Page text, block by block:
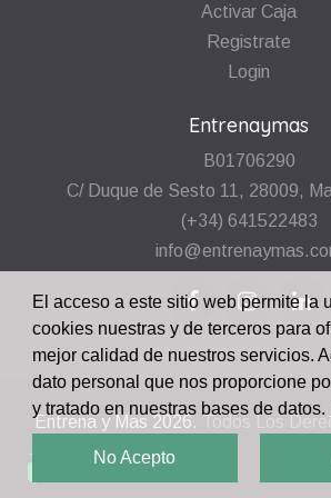
Activar Caja
Registrate
Login
Entrenaymas
B01706290
C/ Duque de Sesto 11, 28009,
(+34) 641522483
Entrena y Mas 2026. Todos Los
El acceso a este sitio web permite la
cookies nuestras y de terceros para
mejor calidad de nuestros servicios.
dato personal que nos proporcione
y tratado en nuestras bases de datos.
No Acepto